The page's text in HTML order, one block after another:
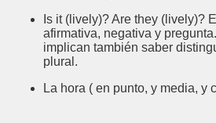
Is it (lively)? Are they (lively)?
afirmativa, negativa y
implican también saber
plural.
La hora ( en punto, y media, y